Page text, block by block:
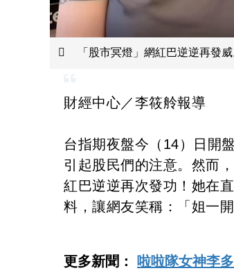
「股市冥燈」網紅巴逆逆再發
財經中心／李筱舲報導
台指期夜盤今（14）日開
引起股民們的注意。然而
紅巴逆逆再次發功！她在
料，讓網友笑稱：「姐一
更多新聞： 啦啦隊女神李